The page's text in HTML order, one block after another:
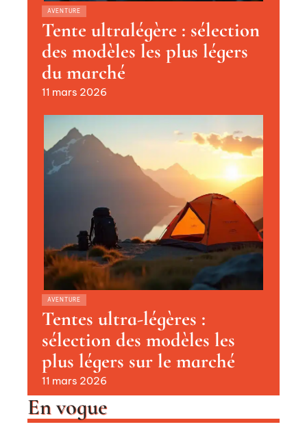
AVENTURE
Tente ultralégère : sélection
des modèles les plus légers
du marché
11 mars 2026
AVENTURE
Tentes ultra-légères :
sélection des modèles les
plus légers sur le marché
11 mars 2026
En vogue